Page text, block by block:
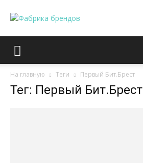
На главную Теги Первый Бит.Брест
Тег: Первый Бит.Брест